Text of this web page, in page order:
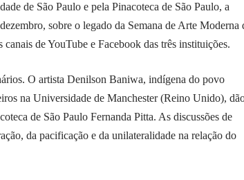
de São Paulo e pela Pinacoteca de São Paulo, a
sobre o legado da Semana de Arte Moderna
de YouTube e Facebook das três instituições.
O artista Denilson Baniwa, indígena do povo
na Universidade de Manchester (Reino Unido),
de São Paulo Fernanda Pitta. As discussões de
da pacificação e da unilateralidade na relação do